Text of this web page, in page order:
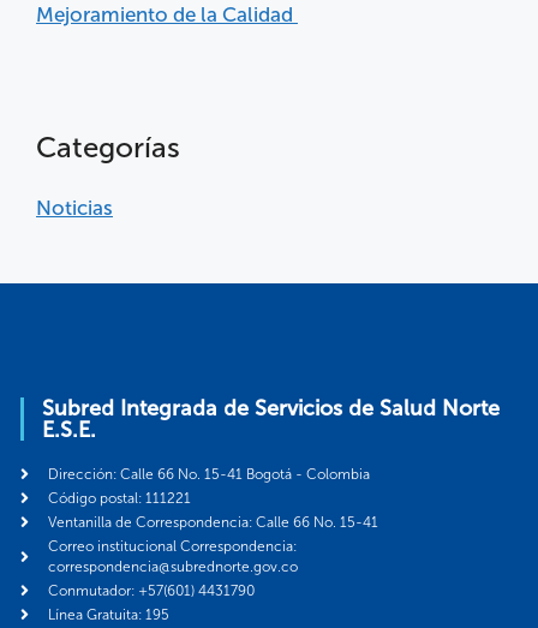
Mejoramiento de la Calidad
Categorías
Noticias
Subred Integrada de Servicios de Salud Norte
E.S.E.
Dirección: Calle 66 No. 15-41 Bogotá - Colombia
Código postal: 111221
Ventanilla de Correspondencia: Calle 66 No. 15-41
Correo institucional Correspondencia:
correspondencia@subrednorte.gov.co
Conmutador: +57(601) 4431790
Línea Gratuita: 195